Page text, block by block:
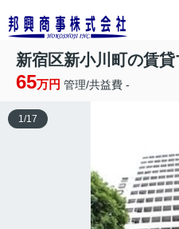
新宿区新小川町の賃
65万円 管理/共益費 -
1/17